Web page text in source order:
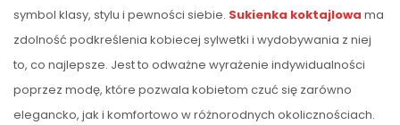
symbol klasy, stylu i pewności siebie. Sukienka koktajlowa ma
zdolność podkreślenia kobiecej sylwetki i wydobywania z niej
to, co najlepsze. Jest to odważne wyrażenie indywidualności
poprzez modę, które pozwala kobietom czuć się zarówno
elegancko, jak i komfortowo w różnorodnych okolicznościach.